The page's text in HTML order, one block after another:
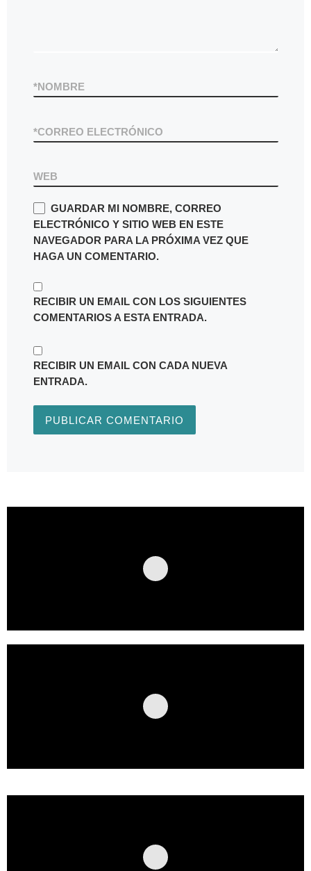
NOMBRE
*
CORREO ELECTRÓNICO
*
WEB
GUARDAR MI NOMBRE, CORREO
ELECTRÓNICO Y SITIO WEB EN ESTE
NAVEGADOR PARA LA PRÓXIMA VEZ QUE
HAGA UN COMENTARIO.
RECIBIR UN EMAIL CON LOS SIGUIENTES
COMENTARIOS A ESTA ENTRADA.
RECIBIR UN EMAIL CON CADA NUEVA
ENTRADA.